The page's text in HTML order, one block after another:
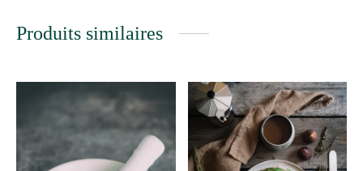
Produits similaires